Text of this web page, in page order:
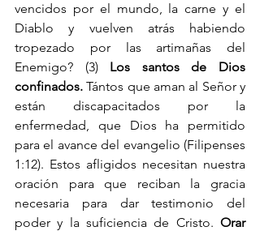
vencidos por el mundo, la carne y el
Diablo y vuelven atrás habiendo
tropezado por las artimañas del
Enemigo? (3) Los santos de Dios
confinados. Tántos que aman al Señor y
están discapacitados por la
enfermedad, que Dios ha permitido
para el avance del evangelio (Filipenses
1:12). Estos afligidos necesitan nuestra
oración para que reciban la gracia
necesaria para dar testimonio del
poder y la suficiencia de Cristo. Orar